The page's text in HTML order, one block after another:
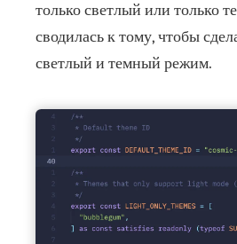
только светлый или только
сводилась к тому, чтобы
светлый и темный режим.